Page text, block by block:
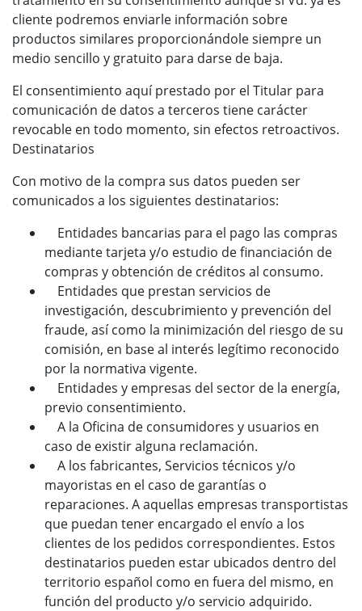
cliente podremos enviarle información sobre
productos similares proporcionándole siempre un
medio sencillo y gratuito para darse de baja.
El consentimiento aquí prestado por el Titular para
comunicación de datos a terceros tiene carácter
revocable en todo momento, sin efectos retroactivos.
Destinatarios
Con motivo de la compra sus datos pueden ser
comunicados a los siguientes destinatarios:
Entidades bancarias para el pago las compras
mediante tarjeta y/o estudio de financiación de
compras y obtención de créditos al consumo.
Entidades que prestan servicios de
investigación, descubrimiento y prevención del
fraude, así como la minimización del riesgo de su
comisión, en base al interés legítimo reconocido
por la normativa vigente.
Entidades y empresas del sector de la energía,
previo consentimiento.
A la Oficina de consumidores y usuarios en
caso de existir alguna reclamación.
A los fabricantes, Servicios técnicos y/o
mayoristas en el caso de garantías o
reparaciones. A aquellas empresas transportistas
que puedan tener encargado el envío a los
clientes de los pedidos correspondientes. Estos
destinatarios pueden estar ubicados dentro del
territorio español como en fuera del mismo, en
función del producto y/o servicio adquirido.